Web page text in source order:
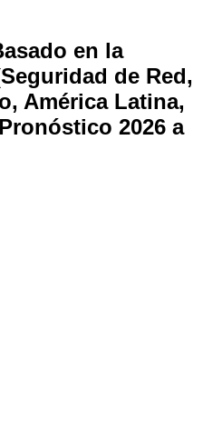
en la
de Red,
América Latina,
2026 a